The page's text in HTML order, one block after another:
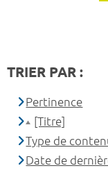
TRIER PAR :
Pertinence
[Titre]
Type de
Date de